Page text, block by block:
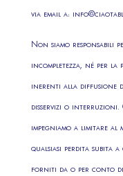
via email a: info@
Non siamo responsabili
incompletezza, né per la
inerenti alla diffusione
disservizi o interruzioni.
impegniamo a limitare al
qualsiasi perdita subita
forniti da o per conto di